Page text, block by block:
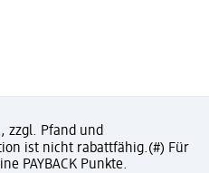
zzgl. Pfand und
ist nicht rabattfähig.(#) Für
PAYBACK Punkte.